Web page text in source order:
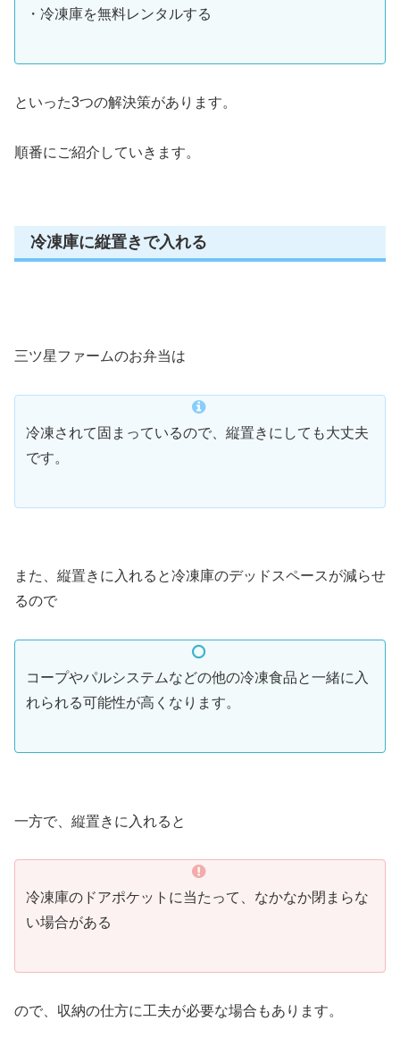
・冷凍庫を無料レンタルする
といった3つの解決策があります。
順番にご紹介していきます。
冷凍庫に縦置きで入れる
三ツ星ファームのお弁当は
冷凍されて固まっているので、縦置きにしても大丈夫
です。
また、縦置きに入れると冷凍庫のデッドスペースが減らせ
るので
コープやパルシステムなどの他の冷凍食品と一緒に入
れられる可能性が高くなります。
一方で、縦置きに入れると
冷凍庫のドアポケットに当たって、なかなか閉まらな
い場合がある
ので、収納の仕方に工夫が必要な場合もあります。